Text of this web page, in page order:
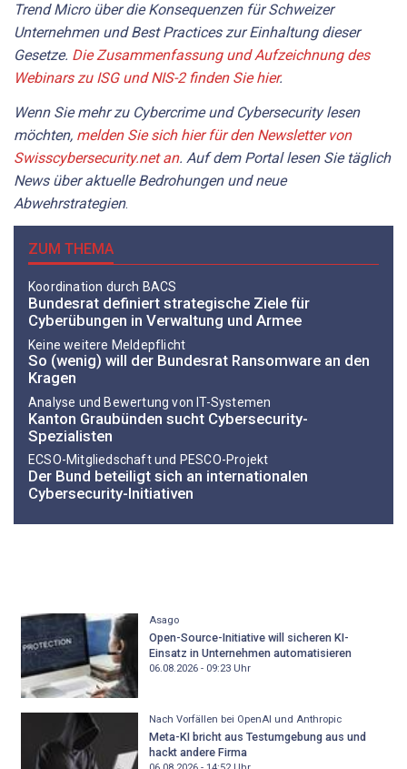
Trend Micro über die Konsequenzen für Schweizer
Unternehmen und Best Practices zur Einhaltung dieser
Gesetze. Die Zusammenfassung und Aufzeichnung des
Webinars zu ISG und NIS-2 finden Sie hier.
Wenn Sie mehr zu Cybercrime und Cybersecurity lesen
möchten, melden Sie sich hier für den Newsletter von
Swisscybersecurity.net an. Auf dem Portal lesen Sie täglich
News über aktuelle Bedrohungen und neue
Abwehrstrategien.
ZUM THEMA
Koordination durch BACS
Bundesrat definiert strategische Ziele für
Cyberübungen in Verwaltung und Armee
Keine weitere Meldepflicht
So (wenig) will der Bundesrat Ransomware an den
Kragen
Analyse und Bewertung von IT-Systemen
Kanton Graubünden sucht Cybersecurity-
Spezialisten
ECSO-Mitgliedschaft und PESCO-Projekt
Der Bund beteiligt sich an internationalen
Cybersecurity-Initiativen
Asago
Open-Source-Initiative will sicheren KI-
Einsatz in Unternehmen automatisieren
06.08.2026 - 09:23Uhr
Nach Vorfällen bei OpenAI und Anthropic
Meta-KI bricht aus Testumgebung aus und
hackt andere Firma